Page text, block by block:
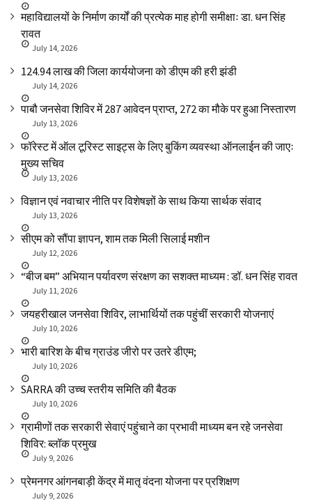
महाविद्यालयों के निर्माण कार्यों की प्रत्येक माह होगी समीक्षाः डा. धन सिंह
रावत
July 14, 2026
₹124.94 लाख की जिला कार्ययोजना को डीएम की हरी झंडी
July 14, 2026
पाबौ जनसेवा शिविर में 287 आवेदन प्राप्त, 272 का मौके पर हुआ निस्तारण
July 13, 2026
फॉरेस्ट में ऑल टूरिस्ट साइट्स के लिए बुकिंग व्यवस्था ऑनलाईन की जाएः
मुख्य सचिव
July 13, 2026
विज्ञान एवं नवाचार नीति पर विशेषज्ञों के साथ किया सार्थक संवाद
July 13, 2026
सीएम को सौंपा ज्ञापन, शाम तक मिली सिलाई मशीन
July 12, 2026
“बीज बम” अभियान पर्यावरण संरक्षण का सशक्त माध्यम : डॉ. धन सिंह रावत
July 11, 2026
जयहरीखाल जनसेवा शिविर, लाभार्थियों तक पहुंचीं सरकारी योजनाएं
July 10, 2026
भारी बारिश के बीच ग्राउंड जीरो पर उतरे डीएम;
July 10, 2026
SARRA की उच्च स्तरीय समिति की बैठक
July 10, 2026
ग्रामीणों तक सरकारी सेवाएं पहुंचाने का प्रभावी माध्यम बन रहे जनसेवा
शिविर: ब्लॉक प्रमुख
July 9, 2026
प्रेमनगर आंगनबाड़ी केंद्र में मातृ वंदना योजना पर प्रशिक्षण
July 9, 2026